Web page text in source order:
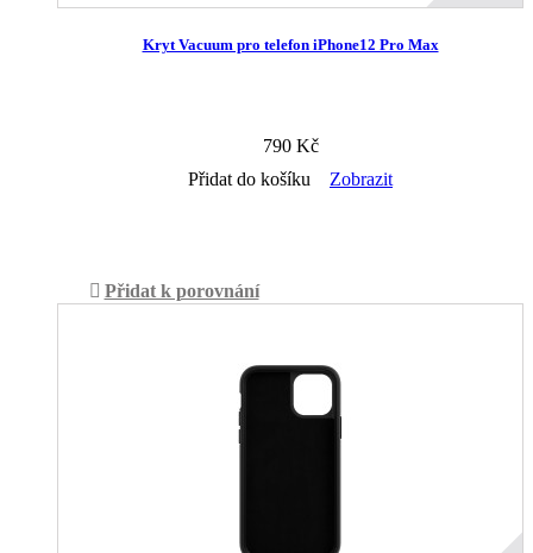
Kryt Vacuum pro telefon iPhone12 Pro Max
790 Kč
Přidat do košíku
Zobrazit
Přidat k porovnání